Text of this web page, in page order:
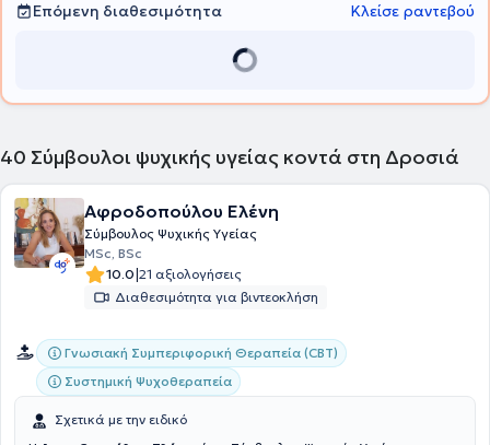
ψυχικής υγείας. Εξειδικεύομαι στη Συμβουλευτική Γονέων και
φάσματος ψυχολογικών και ψυχιατρικών περιστατικών, καθώς
και επαγγελματικού προσανατολισμού εφήβων και ενηλίκων.
Επόμενη διαθεσιμότητα
Κλείσε ραντεβού
40 Σύμβουλοι ψυχικής υγείας κοντά στη Δροσιά
Αφροδοπούλου Ελένη
Σύμβουλος Ψυχικής Υγείας
MSc, BSc
10.0|21 αξιολογήσεις
Διαθεσιμότητα για βιντεοκλήση
Γνωσιακή Συμπεριφορική Θεραπεία (CBT)
Συστημική Ψυχοθεραπεία
Σχετικά με την ειδικό